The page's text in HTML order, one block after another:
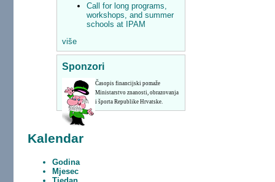
Call for long programs,
workshops, and summer
schools at IPAM
više
Sponzori
Časopis financijski pomaže
Ministarstvo znanosti, obrazovanja
i športa Republike Hrvatske.
Kalendar
Godina
Mjesec